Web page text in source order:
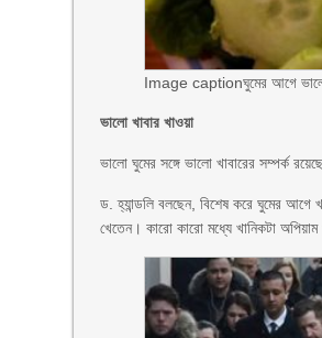
Image captionঘুমের আগে
ভালো খাবার খাওয়া
ভালো ঘুমের সঙ্গে ভালো খাবারের সম্পর্ক
ড. হ্যান্ডলি বলছেন, বিশেষ করে ঘুমের আগে
খেতেন। কারো কারো মধ্যে খানিকটা